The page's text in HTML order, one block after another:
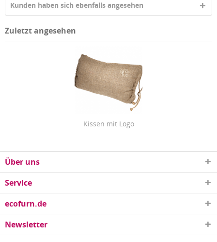
Kunden haben sich ebenfalls angesehen
Zuletzt angesehen
Kissen mit Logo
Über uns
Service
ecofurn.de
Newsletter